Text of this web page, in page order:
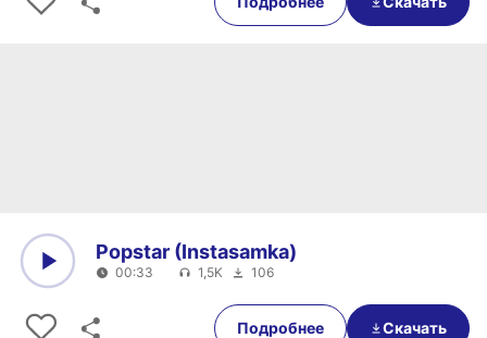
00:33
Popstar (Instasamka)
00:33 1,5K 106
Подробнее Скачать